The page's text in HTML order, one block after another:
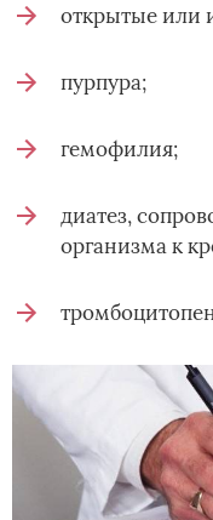
открытые или
пурпура;
гемофилия;
диатез,
организма к